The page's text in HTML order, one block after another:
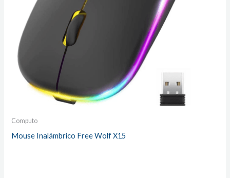
Computo
Mouse Inalámbrico Free Wolf X15